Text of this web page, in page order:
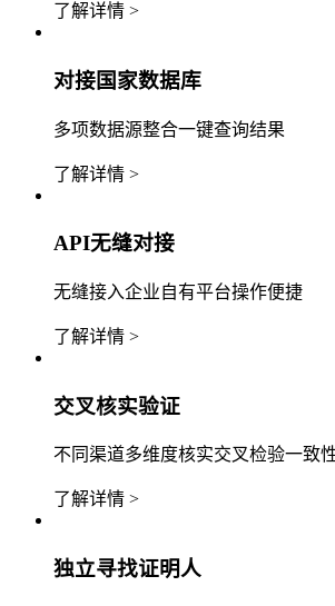
了解详情 >
对接国家数据库
多项数据源整合一键查询结果
了解详情 >
API无缝对接
无缝接入企业自有平台操作便捷
了解详情 >
交叉核实验证
不同渠道多维度核实交叉检验一致
了解详情 >
独立寻找证明人